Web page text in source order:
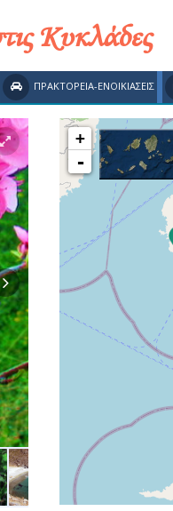
Κυκλάδες
ΠΡΑΚΤΟΡΕΙΑ-ΕΝΟΙΚΙΑΣΕΙΣ
ΛΙΜΝΗ - ΧΩΡΑ
+
-